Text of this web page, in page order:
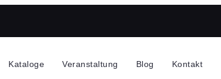
Kataloge Veranstaltung Blog Kontakt